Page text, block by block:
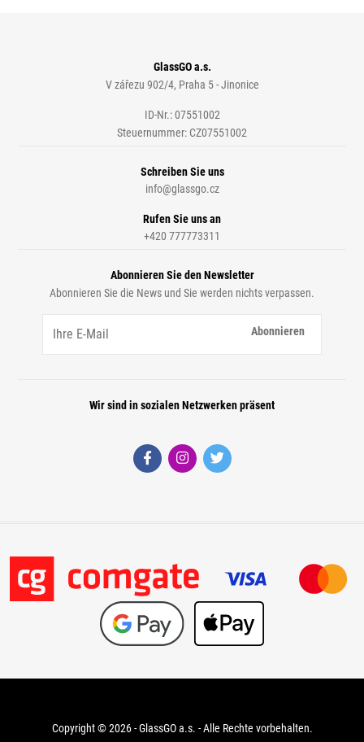
GlassGO a.s.
V zářezu 902/4, Praha 5 - Jinonice
ID-Nr.: 07551002
Steuernummer: CZ07551002
Schreiben Sie uns
info@glassgo.cz
Rufen Sie uns an
+420 777773311
Abonnieren Sie den Newsletter
Abonnieren Sie die News und Sie werden nichts verpassen.
Abonnieren
Wir sind in sozialen Netzwerken präsent
Copyright © 2026 - GlassGO a.s. - Alle Rechte vorbehalten.